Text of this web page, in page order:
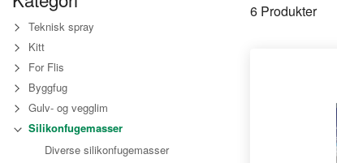
6Produkter
Teknisk spray
Kitt
For Flis
Byggfug
Gulv- og vegglim
Silikonfugemasser
Diverse silikonfugemasser